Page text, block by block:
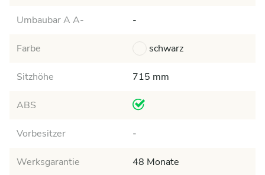
Umbaubar A A- -
Farbe schwarz
Sitzhöhe 715 mm
ABS
Vorbesitzer -
Werksgarantie 48 Monate